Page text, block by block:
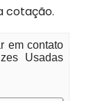
cotação.
em contato
Usadas